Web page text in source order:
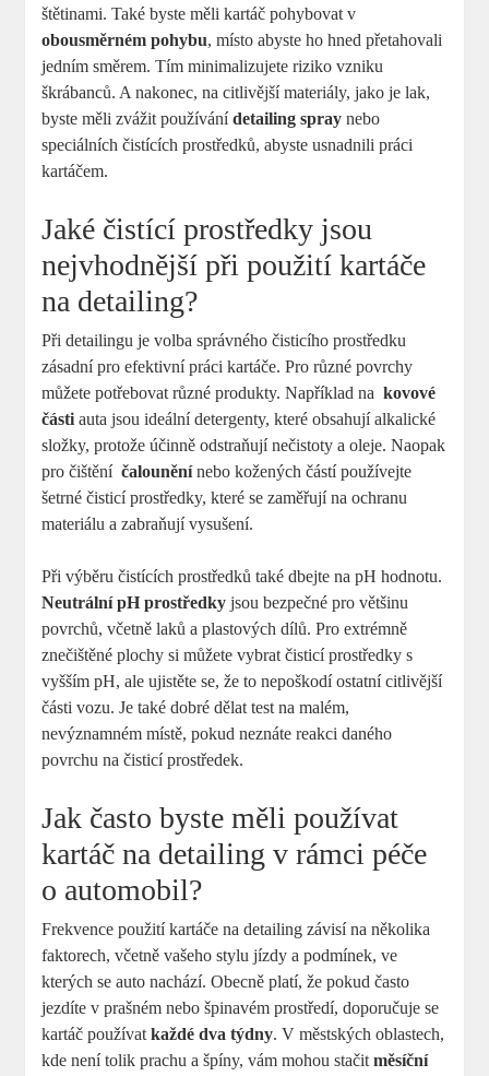
štětinami. Také ⁣byste ⁢měli kartáč pohybovat v
obousměrném pohybu, místo abyste ho⁢ hned​ přetahovali
jedním ⁤směrem. Tím minimalizujete⁤ riziko vzniku⁢
škrábanců. A nakonec,⁣ na citlivější materiály, jako je lak,
byste měli zvážit používánídetailing ‌spray ⁣nebo
speciálních čistících prostředků, abyste ‍usnadnili práci
⁣kartáčem.
Jaké čistící prostředky jsou⁢
nejvhodnější ⁢při použití kartáče‌
na detailing?
Při detailingu⁣ je volba správného čisticího prostředku
zásadní pro efektivní⁣ práci kartáče. Pro různé​ povrchy
můžete potřebovat ⁤různé ⁢produkty. Například ‌na ⁣kovové
části auta​ jsou ideální‌ detergenty, které obsahují alkalické⁣
složky, protože účinně odstraňují nečistoty a ‌oleje. Naopak
pro čištění ‍čalouněnínebo ‌kožených​ částí používejte
šetrné čisticí prostředky, které‌ se zaměřují​ na ochranu
materiálu a zabraňují ⁤vysušení.
Při výběru čistících prostředků také​ dbejte na pH ‌hodnotu.
Neutrální pH prostředky jsou bezpečné ​pro většinu
povrchů, včetně laků‌ a ⁢plastových⁤ dílů. Pro extrémně
znečištěné⁤ plochy‍ si‌ můžete vybrat čisticí prostředky s
vyšším pH, ale ujistěte‌ se, že‍ to nepoškodí ostatní citlivější
části vozu. Je ​také dobré dělat test na malém,
nevýznamném místě, pokud neznáte reakci daného
povrchu⁣ na čisticí prostředek.
Jak ‌často byste ⁤měli ‍používat
kartáč na detailing ​v rámci péče
o automobil?
Frekvence ​použití kartáče na detailing závisí na⁤ několika
faktorech,‌ včetně vašeho stylu jízdy a podmínek, ‌ve
kterých se auto nachází.‌ Obecně platí, ⁤že pokud často​
jezdíte ‍v‌ prašném nebo⁣ špinavém‌ prostředí, doporučuje ​se‍
kartáč používatkaždé dva týdny. V městských oblastech,
kde není ⁣tolik prachu a špíny, vám mohou stačitměsíční